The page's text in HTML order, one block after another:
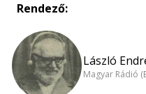
Rendező:
László
Magyar Rádió